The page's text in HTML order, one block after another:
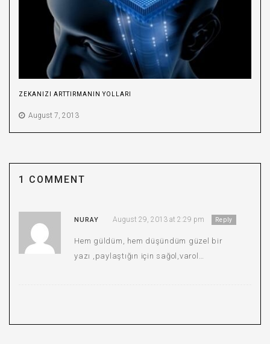
ZEKANIZI ARTTIRMANIN YOLLARI
August 7, 2013
1 COMMENT
NURAY August 29, 2013 at 2:29 pm Reply
Hem güldüm, hem düşündüm güzel bir
yazı ,paylaştığın için sağol,varol…